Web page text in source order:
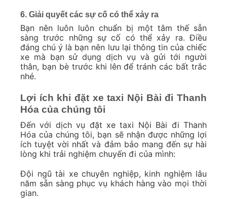
6. Giải quyết các sự cố có thể xảy ra
Bạn nên luôn luôn chuẩn bị một tâm thế sẵn
sàng trước những sự cố có thể xảy ra. Điều
đáng chú ý là bạn nên lưu lại thông tin của chiếc
xe mà bạn sử dụng dịch vụ và gửi tới người
thân, bạn bè trước khi lên để tránh các bất trắc
nhé.
Lợi ích khi đặt xe taxi Nội Bài đi Thanh
Hóa của chúng tôi
Đến với dịch vụ đặt xe taxi Nội Bài đi Thanh
Hóa của chúng tôi, bạn sẽ nhận được những lợi
ích tuyệt vời nhất và đảm bảo mang đến sự hài
lòng khi trải nghiệm chuyến đi của mình:
Đội ngũ tài xe chuyên nghiệp, kinh nghiệm lâu
năm sẵn sàng phục vụ khách hàng vào mọi thời
gian.